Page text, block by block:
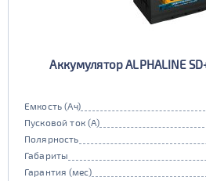
Аккумулятор ALPHALINE
Емкость (Ач)
Пусковой ток (А)
Полярность
Габариты
Гарантия (мес)